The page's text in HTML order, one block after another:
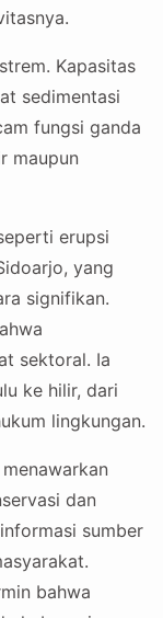
Kapasitas
sedimentasi
fungsi ganda
maupun
erupsi
yang
signifikan.
sektoral. Ia
ke hilir, dari
lingkungan.
dan
sumber
bahwa